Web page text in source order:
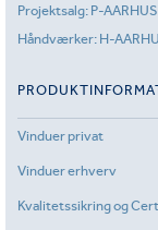
Projektsalg: P-
Håndværker: H-
Vinduer privat
Vinduer erhverv
Kvalitetssikring og